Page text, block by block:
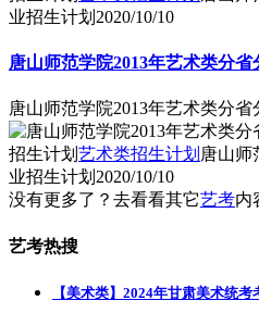
业招生计划 2020/10/10
唐山师范学院2013年艺术类分省
唐山师范学院2013年艺术类分省
招生计划 艺术类招生计划 唐山师
业招生计划 2020/10/10
没有更多了？去看看其它艺考内
艺考热搜
【美术类】2024年甘肃美术统考